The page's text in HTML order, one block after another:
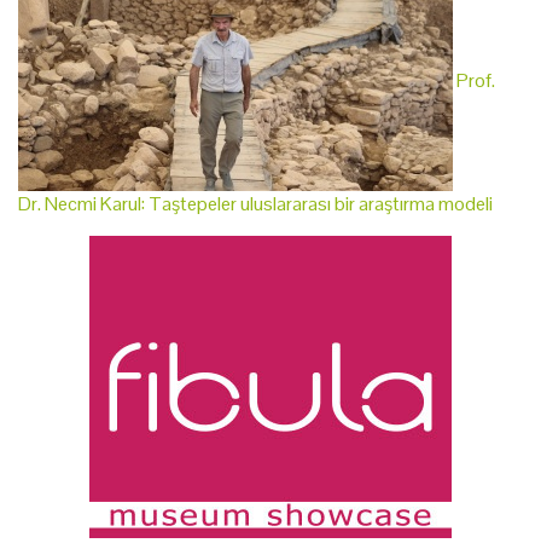
Prof.
Dr. Necmi Karul: Taştepeler uluslararası bir araştırma modeli